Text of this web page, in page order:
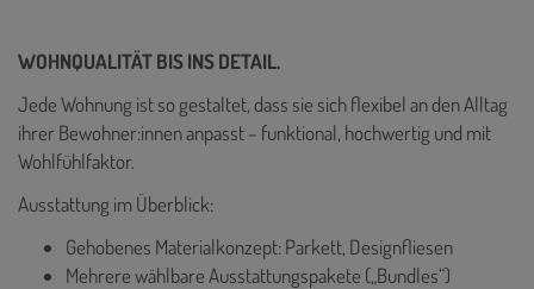
WOHNQUALITÄT BIS INS DETAIL.
Jede Wohnung ist so gestaltet, dass sie sich flexibel an den Alltag
ihrer Bewohner:innen anpasst – funktional, hochwertig und mit
Wohlfühlfaktor.
Ausstattung im Überblick:
Gehobenes Materialkonzept: Parkett, Designfliesen
Mehrere wählbare Ausstattungspakete („Bundles“)